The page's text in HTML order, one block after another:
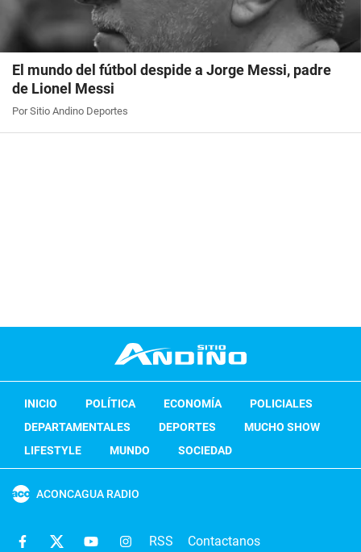
El mundo del fútbol despide a Jorge Messi, padre
de Lionel Messi
Por Sitio Andino Deportes
INICIO POLÍTICA ECONOMÍA
POLICIALES
DEPARTAMENTALES
DEPORTES
MUCHO SHOW
LIFESTYLE
MUNDO SOCIEDAD
ACONCAGUA RADIO
RSS Contactanos